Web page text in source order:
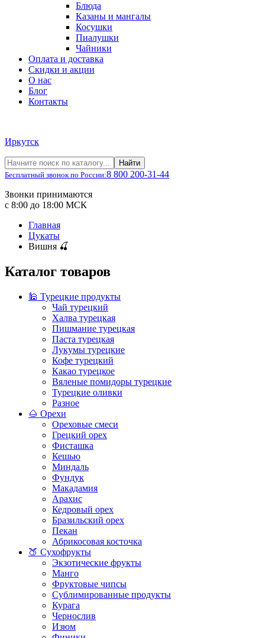
Блюда
Казаны и мангалы
Косушки
Пиалушки
Чайники
Оплата и доставка
Скидки и акции
О нас
Блог
Контакты
Иркутск
Найти
Бесплатный звонок по России:8 800 200-31-44
Звонки принимаются
с 8:00 до 18:00 МСК
Главная
Цукаты
Вишня 🍒
Каталог товаров
🕌 Турецкие продукты
Чай турецкий
Халва турецкая
Пишмание турецкая
Паста турецкая
Лукумы турецкие
Кофе турецкий
Какао турецкое
Вяленые помидоры турецкие
Турецкие оливки
Разное
🌰 Орехи
Ореховые смеси
Грецкий орех
Фисташка
Кешью
Миндаль
Фундук
Макадамия
Арахис
Кедровый орех
Бразильский орех
Пекан
Абрикосовая косточка
🍑 Сухофрукты
Экзотические фрукты
Манго
Фруктовые чипсы
Сублимированные продукты
Курага
Чернослив
Изюм